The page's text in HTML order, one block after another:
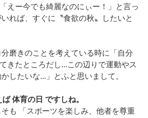
えー今でも綺麗なのにぃー！」と言っ
れば、すぐに〝食欲の秋〟したいと
磨きのことを考えている時に「自分
きたところだし...この辺りで運動やス
したいな...」とふと思いまして。
体育の日 ですしね。
も 「スポーツを楽しみ、他者を尊重